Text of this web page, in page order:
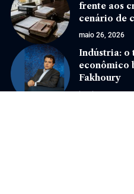
frente aos
cenário de
maio 26, 2026
Indústria: o
econômico
Fakhoury